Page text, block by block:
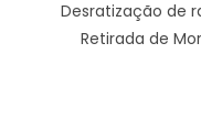
Desratização de
Retirada de